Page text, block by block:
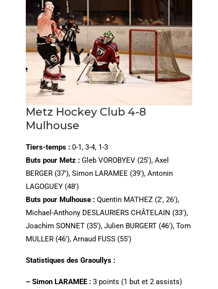
Metz Hockey Club 4-8
Mulhouse
Tiers-temps : 0-1, 3-4, 1-3
Buts pour Metz : Gleb VOROBYEV (25′), Axel
BERGER (37′), Simon LARAMEE (39′), Antonin
LAGOGUEY (48′)
Buts pour Mulhouse : Quentin MATHEZ (2′, 26′),
Michael-Anthony DESLAURIERS CHÂTELAIN (33′),
Joachim SONNET (35′), Julien BURGERT (46′), Tom
MULLER (46′), Arnaud FUSS (55′)
Statistiques des Graoullys :
– Simon LARAMEE : 3 points (1 but et 2 assists)